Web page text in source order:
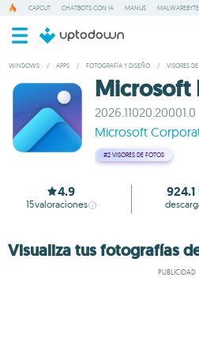
CAPCUT CHATBOTS CON IA MANUS
WINDOWS / APPS / FOTOGRAFÍA Y DISEÑO / VISORES
Microsoft
2026.11020.20001.0
Microsoft
#2 VISORES DE FOTOS
4.9
15valoraciones
924.1
Visualiza tus fotografías
PUBLICIDAD